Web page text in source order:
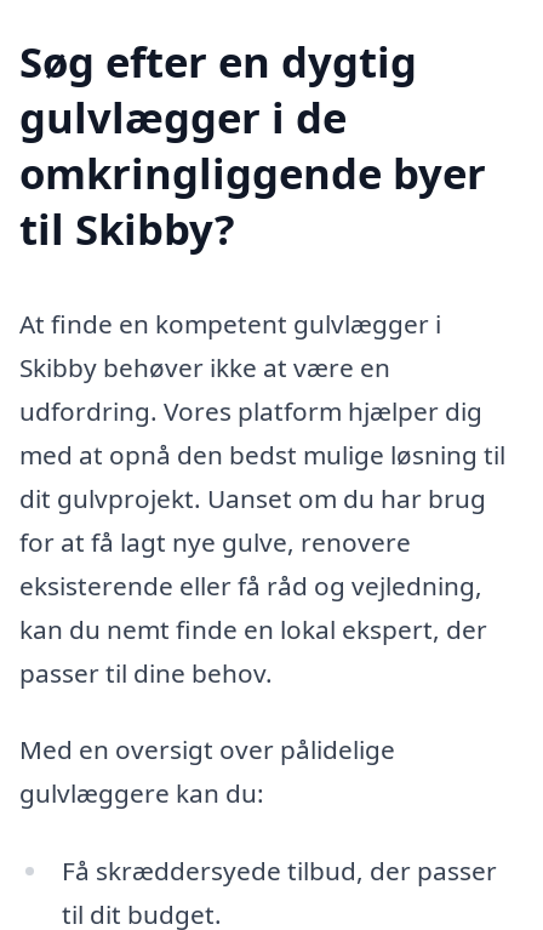
Søg efter en dygtig
gulvlægger i de
omkringliggende byer
til Skibby?
At finde en kompetent gulvlægger i
Skibby behøver ikke at være en
udfordring. Vores platform hjælper dig
med at opnå den bedst mulige løsning til
dit gulvprojekt. Uanset om du har brug
for at få lagt nye gulve, renovere
eksisterende eller få råd og vejledning,
kan du nemt finde en lokal ekspert, der
passer til dine behov.
Med en oversigt over pålidelige
gulvlæggere kan du:
Få skræddersyede tilbud, der passer
til dit budget.